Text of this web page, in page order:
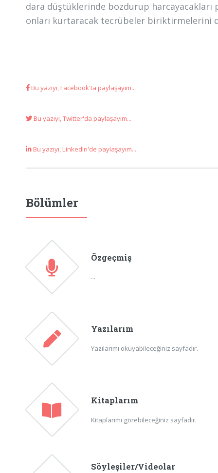
dara düştüklerinde bozdurup
onları kurtaracak tecrübeler biriktirmelerini
Bu yazıyı, Facebook'ta paylaşayım...
Bu yazıyı, Twitter'da paylaşayım...
Bu yazıyı, LinkedIn'de paylaşayım...
Bölümler
Özgeçmiş
...
Yazılarım
Yazılarımı okuyabileceğiniz sayfadır.
Kitaplarım
Kitaplarımı görebileceğiniz sayfadır.
Söyleşiler/Videolar